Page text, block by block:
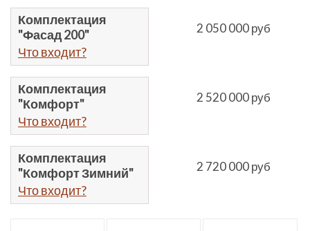
Комплектация
"Фасад 200"
Что входит?
2 050 000 руб
Комплектация
"Комфорт"
Что входит?
2 520 000 руб
Комплектация
"Комфорт Зимний"
Что входит?
2 720 000 руб